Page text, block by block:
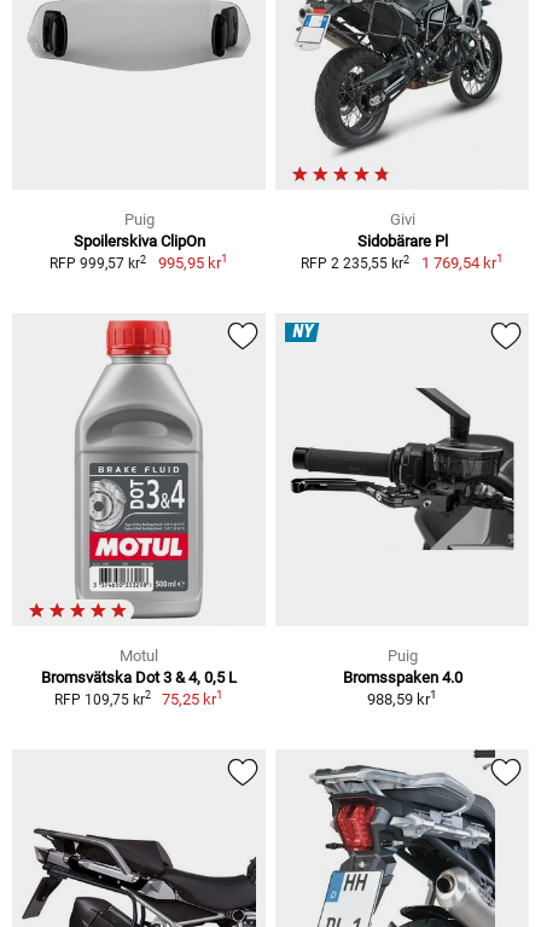
Puig
Spoilerskiva ClipOn
RFP 999,57 kr2 995,95 kr1
Givi
Sidobärare Pl
RFP 2 235,55 kr2 1 769,54 kr1
Motul
Bromsvätska Dot 3 & 4, 0,5 L
RFP 109,75 kr2 75,25 kr1
NY
Puig
Bromsspaken 4.0
988,59 kr1